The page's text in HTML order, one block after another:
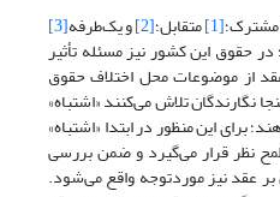
مشترک؛[1] متقابل؛[2] و یک‌طرفه[3]
حقوق این کشور نیز مسئله تأثیر
از موضوعات محل اختلاف حقوق
نگارندگان تلاش می‌کنند «اشتباه»
برای این منظور در ابتدا «اشتباه»
نظر قرار می‌گیرد و ضمن بررسی
بر عقد نیز موردتوجه واقع می‌شود.